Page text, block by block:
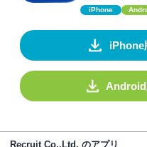
iPhone
iPhone
Android
Recruit Co.,Ltd. のアプリ